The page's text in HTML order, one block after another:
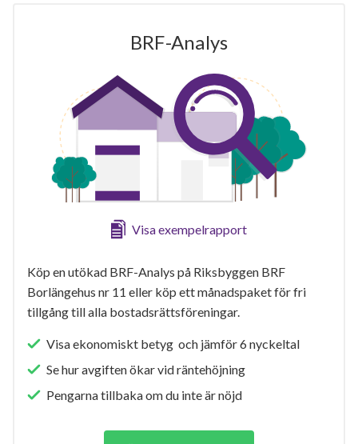
BRF-Analys
Visa exempelrapport
Köp en utökad BRF-Analys på Riksbyggen BRF
Borlängehus nr 11 eller köp ett månadspaket för fri
tillgång till alla bostadsrättsföreningar.
Visa ekonomiskt betyg och jämför 6 nyckeltal
Se hur avgiften ökar vid räntehöjning
Pengarna tillbaka om du inte är nöjd